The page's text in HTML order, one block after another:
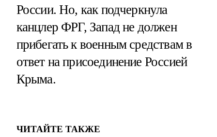
России. Но, как подчеркнула
канцлер ФРГ, Запад не должен
прибегать к военным средствам в
ответ на присоединение Россией
Крыма.
ЧИТАЙТЕ ТАКЖЕ